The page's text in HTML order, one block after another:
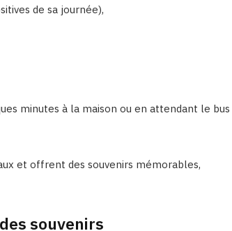
de sa journée),
minutes à la maison ou en attendant le bus
et offrent des souvenirs mémorables,
souvenirs